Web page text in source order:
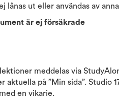
lånas ut eller användas av
är ej försäkrade
meddelas via
aktuella på ”Min sida”. Studio
en vikarie.